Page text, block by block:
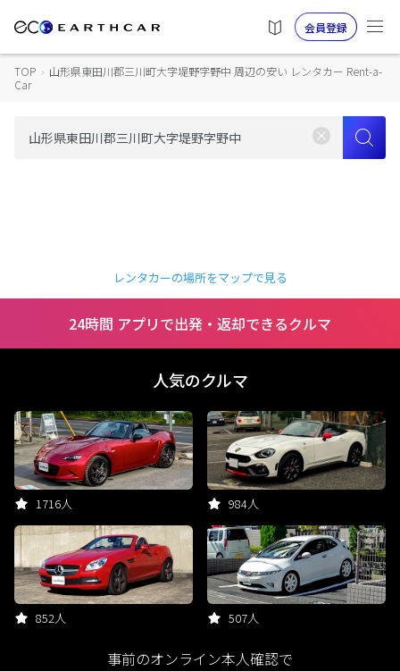
会員登録
TOP › 山形県東田川郡三川町大字堤野字野中 周辺の安い レンタカー Rent-a-
Car
レンタカーの場所をマップで見る
24時間 アプリで出発・返却できるクルマ
人気のクルマ
1716人 984人
852人 507人
事前のオンライン本人確認で